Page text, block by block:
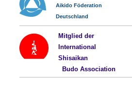
Aikido Föderation
Deutschland
Mitglied der
International
Shisaikan
Budo Association